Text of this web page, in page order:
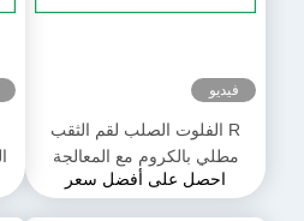
فيديو
R الفلوت الصلب لقم الثقب
مطلي بالكروم مع المعالجة
الحرارية عرقوب مرنة
احصل على أفضل سعر